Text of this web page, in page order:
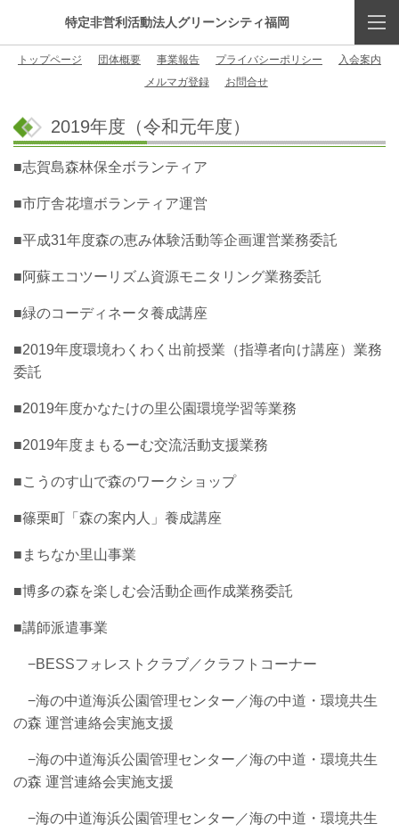
特定非営利活動法人グリーンシティ福岡
トップページ 団体概要 事業報告 プライバシーポリシー
入会案内
メルマガ登録
お問合せ
2019年度（令和元年度）
■志賀島森林保全ボランティア
■市庁舎花壇ボランティア運営
■平成31年度森の恵み体験活動等企画運営業務委託
■阿蘇エコツーリズム資源モニタリング業務委託
■緑のコーディネータ養成講座
■2019年度環境わくわく出前授業（指導者向け講座）業務
委託
■2019年度かなたけの里公園環境学習等業務
■2019年度まもるーむ交流活動支援業務
■こうのす山で森のワークショップ
■篠栗町「森の案内人」養成講座
■まちなか里山事業
■博多の森を楽しむ会活動企画作成業務委託
■講師派遣事業
−BESSフォレストクラブ／クラフトコーナー
−海の中道海浜公園管理センター／海の中道・環境共生
の森 運営連絡会実施支援
−海の中道海浜公園管理センター／海の中道・環境共生
の森 運営連絡会実施支援
−海の中道海浜公園管理センター／海の中道・環境共生